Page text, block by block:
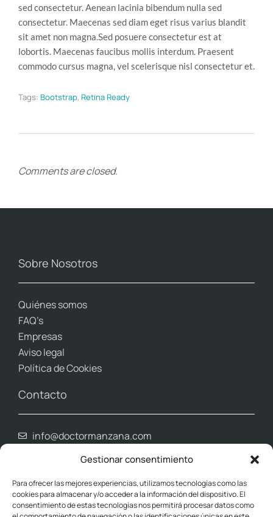
Gestionar consentimiento
Para ofrecer las mejores experiencias, utilizamos tecnologías como las
cookies para almacenar y/o acceder a la información del dispositivo. El
consentimiento de estas tecnologías nos permitirá procesar datos como
sed consectetur. Aenean lacinia bibendum nulla sed
consectetur. Maecenas sed diam eget risus varius blandit
sit amet non magna.Sed posuere consectetur est at
lobortis. Maecenas faucibus mollis interdum. Praesent
commodo cursus magna, vel scelerisque nisl consectetur et.
Tags: Bootstrap, Retina Ready
Comments are closed.
Sobre Nosotros
Quiénes somos
FAQ’s
Empresas
Aviso legal
Política de Cookies
Contacto
info@doctormanzana.com
965 027 123
648 050 493
Donde estamos